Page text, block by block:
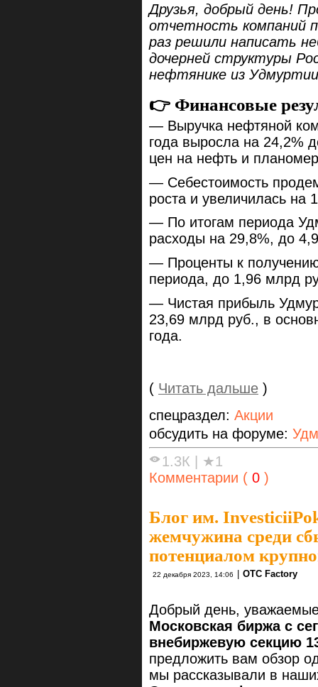
Друзья, добрый день!
отчетность компаний
раз решили написать
дочерней структуры
нефтянике из
👉 Финансовые
— Выручка нефтяной
года выросла на 24,2%
цен на нефть и
— Себестоимость
роста и увеличилась на
— По итогам периода
расходы на 29,8%, до
— Проценты к
периода, до 1,96 млрд
— Чистая прибыль
23,69 млрд руб., в
года.
( Читать дальше )
спецраздел: Акции
обсудить на форуме:
1.3К
★1
Комментарии ( 0 )
Блог им.
жемчужина среди
потенциалом
22 декабря 2023, 14:06 OTC Factory
Добрый день,
Московская биржа с
внебиржевую секцию
предложить вам обзор
мы рассказывали в